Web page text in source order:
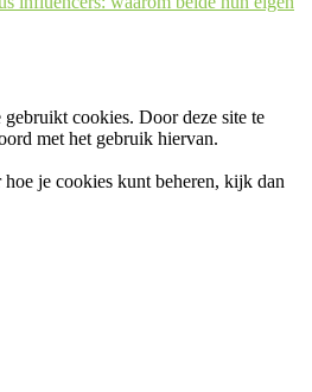
cookies. Door deze site te
met het gebruik hiervan.
je cookies kunt beheren, kijk dan